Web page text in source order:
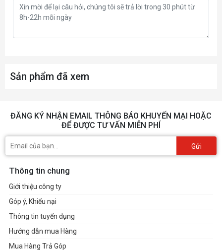
Sản phẩm đã xem
ĐĂNG KÝ NHẬN EMAIL THÔNG BÁO KHUYẾN MẠI HOẶC
ĐỂ ĐƯỢC TƯ VẤN MIỄN PHÍ
Gửi
Thông tin chung
Giới thiệu công ty
Góp ý, Khiếu nại
Thông tin tuyển dụng
Hướng dẫn mua Hàng
Mua Hàng Trả Góp